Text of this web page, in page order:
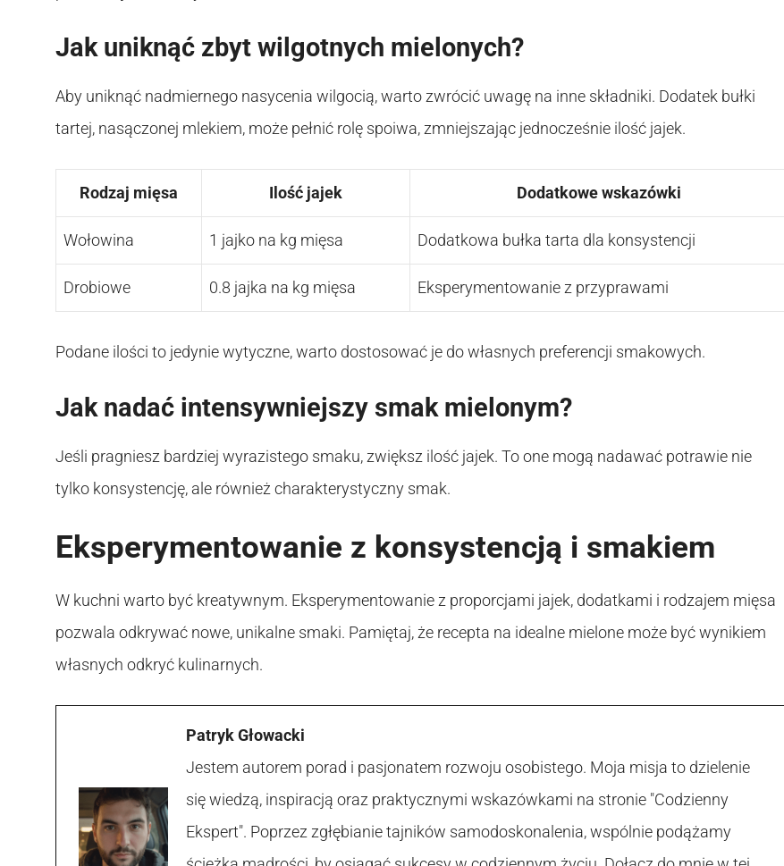
Jak uniknąć zbyt wilgotnych mielonych?
Aby uniknąć nadmiernego nasycenia wilgocią, warto zwrócić uwagę na inne składniki. Dodatek bułki
tartej, nasączonej mlekiem, może pełnić rolę spoiwa, zmniejszając jednocześnie ilość jajek.
Rodzaj mięsa Ilość jajek Dodatkowe wskazówki
Wołowina 1 jajko na kg mięsa Dodatkowa bułka tarta dla konsystencji
Drobiowe 0.8 jajka na kg mięsa Eksperymentowanie z przyprawami
Podane ilości to jedynie wytyczne, warto dostosować je do własnych preferencji smakowych.
Jak nadać intensywniejszy smak mielonym?
Jeśli pragniesz bardziej wyrazistego smaku, zwiększ ilość jajek. To one mogą nadawać potrawie nie
tylko konsystencję, ale również charakterystyczny smak.
Eksperymentowanie z konsystencją i smakiem
W kuchni warto być kreatywnym. Eksperymentowanie z proporcjami jajek, dodatkami i rodzajem mięsa
pozwala odkrywać nowe, unikalne smaki. Pamiętaj, że recepta na idealne mielone może być wynikiem
własnych odkryć kulinarnych.
Patryk Głowacki
Jestem autorem porad i pasjonatem rozwoju osobistego. Moja misja to dzielenie
się wiedzą, inspiracją oraz praktycznymi wskazówkami na stronie "Codzienny
Ekspert". Poprzez zgłębianie tajników samodoskonalenia, wspólnie podążamy